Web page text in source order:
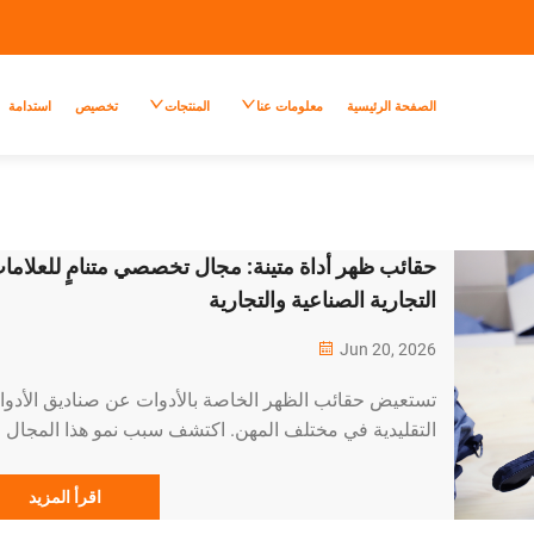
الصفحة الرئيسية معلومات عنا المنتجات تخصيص استدامة
حقائب ظهر أداة متينة: مجال تخصصي متنامٍ
التجارية الصناعية والتجارية
Jun 20, 2026
تستعيض حقائب الظهر الخاصة بالأدوات عن صناديق
التقليدية في مختلف المهن. اكتشف سبب نمو هذا المجال
اقرأ المزيد